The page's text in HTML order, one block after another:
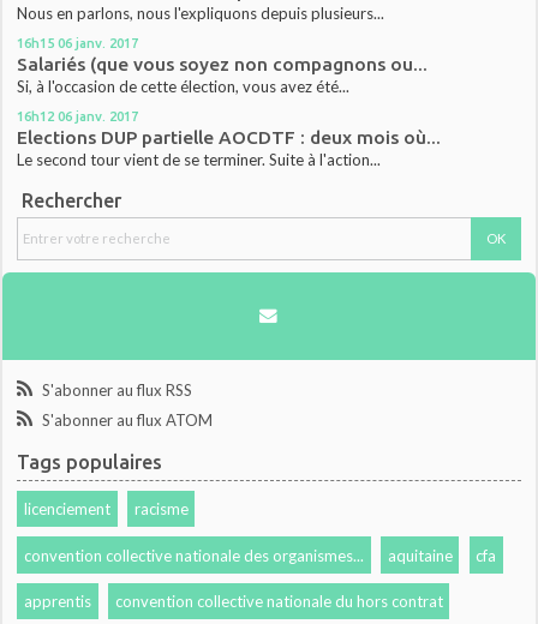
Nous en parlons, nous l'expliquons depuis plusieurs...
16h15 06 janv. 2017
Salariés (que vous soyez non compagnons ou...
Si, à l'occasion de cette élection, vous avez été...
16h12 06 janv. 2017
Elections DUP partielle AOCDTF : deux mois où...
Le second tour vient de se terminer. Suite à l'action...
Rechercher
S'abonner au flux RSS
S'abonner au flux ATOM
Tags populaires
licenciement racisme
convention collective nationale des organismes... aquitaine cfa
apprentis convention collective nationale du hors contrat